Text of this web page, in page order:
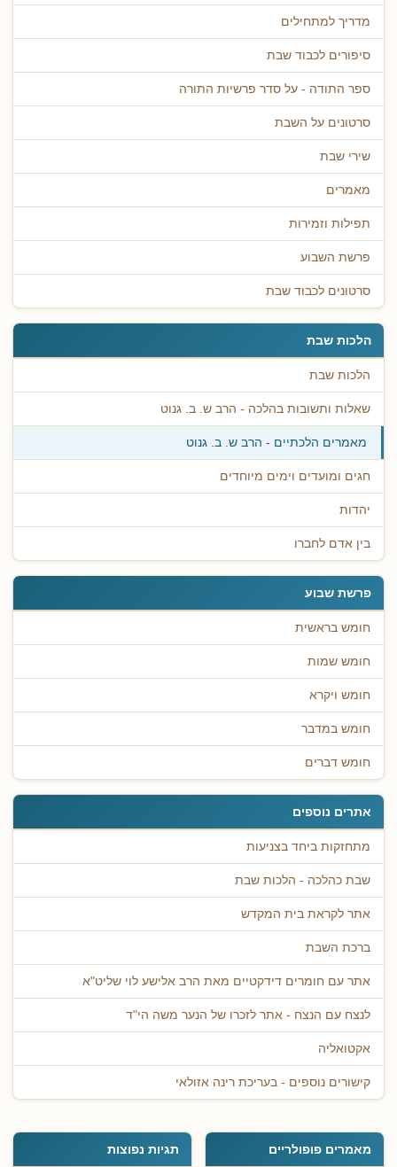
מדריך למתחילים
סיפורים לכבוד שבת
ספר התודה - על סדר פרשיות התורה
סרטונים על השבת
שירי שבת
מאמרים
תפילות וזמירות
פרשת השבוע
סרטונים לכבוד שבת
הלכות שבת
הלכות שבת
שאלות ותשובות בהלכה - הרב ש. ב. גנוט
מאמרים הלכתיים - הרב ש. ב. גנוט
חגים ומועדים וימים מיוחדים
יהדות
בין אדם לחברו
פרשת שבוע
חומש בראשית
חומש שמות
חומש ויקרא
חומש במדבר
חומש דברים
אתרים נוספים
מתחזקות ביחד בצניעות
שבת כהלכה - הלכות שבת
אתר לקראת בית המקדש
ברכת השבת
אתר עם חומרים דידקטיים מאת הרב אלישע לוי שליט"א
לנצח עם הנצח - אתר לזכרו של הנער משה הי"ד
אקטואליה
קישורים נוספים - בעריכת רינה אזולאי
מאמרים פופולריים תגיות נפוצות